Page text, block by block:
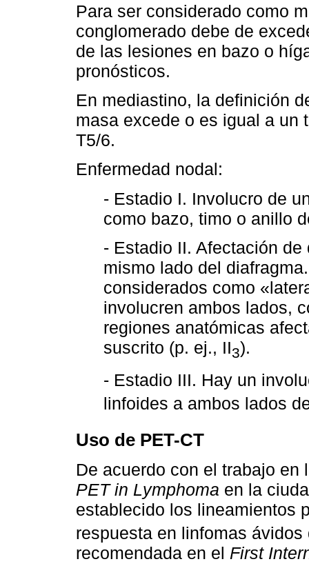
Para ser considerado como
conglomerado debe de
de las lesiones en bazo o
pronósticos.
En mediastino, la definición
masa excede o es igual a un
T5/6.
Enfermedad nodal:
- Estadio I. Involucro de
como bazo, timo o anillo
- Estadio II. Afectación
mismo lado del
considerados como
involucren ambos lados,
regiones anatómicas
suscrito (p. ej., II3).
- Estadio III. Hay un
linfoides a ambos lados
Uso de PET-CT
De acuerdo con el trabajo en
PET in Lymphoma en la
establecido los lineamientos
respuesta en linfomas ávidos
recomendada en el First